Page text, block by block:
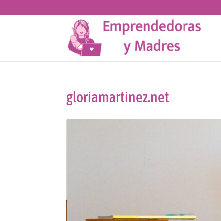
gloriamartinez.net